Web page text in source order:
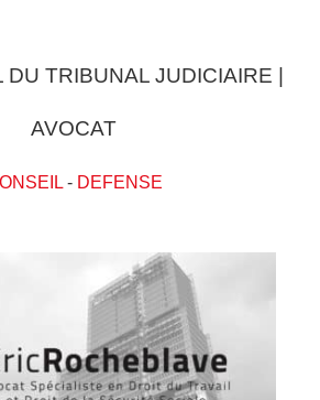
DU TRIBUNAL JUDICIAIRE |
AVOCAT
- DEFENSE